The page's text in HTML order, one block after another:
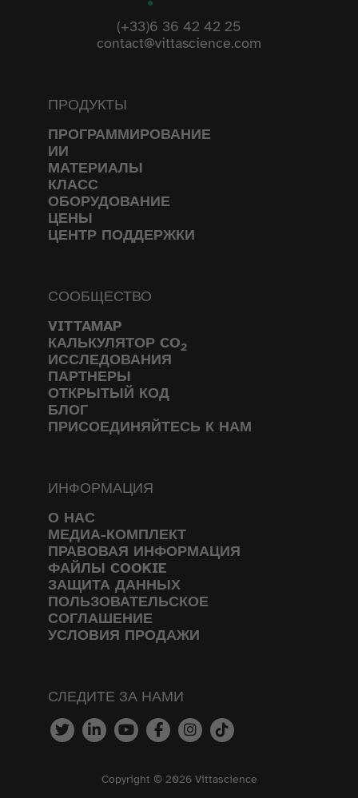
(+33)6 36 42 42 25
contact@vittascience.com
ПРОДУКТЫ
ПРОГРАММИРОВАНИЕ
ИИ
МАТЕРИАЛЫ
КЛАСС
ОБОРУДОВАНИЕ
ЦЕНЫ
ЦЕНТР ПОДДЕРЖКИ
СООБЩЕСТВО
VITTAMAP
КАЛЬКУЛЯТОР CO2
ИССЛЕДОВАНИЯ
ПАРТНЕРЫ
ОТКРЫТЫЙ КОД
БЛОГ
ПРИСОЕДИНЯЙТЕСЬ К НАМ
ИНФОРМАЦИЯ
О НАС
МЕДИА-КОМПЛЕКТ
ПРАВОВАЯ ИНФОРМАЦИЯ
ФАЙЛЫ COOKIE
ЗАЩИТА ДАННЫХ
ПОЛЬЗОВАТЕЛЬСКОЕ
СОГЛАШЕНИЕ
УСЛОВИЯ ПРОДАЖИ
СЛЕДИТЕ ЗА НАМИ
Copyright © 2026 Vittascience